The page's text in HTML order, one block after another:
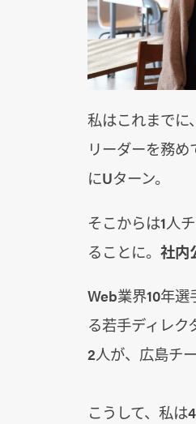
私はこれまでに
リーダーを務
にUターン。
そこからは1人
ることに。 社内
Web業界10年
る若手ディレク
2人が、広島チ
こうして、私